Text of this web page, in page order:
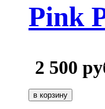
Pink
2 500